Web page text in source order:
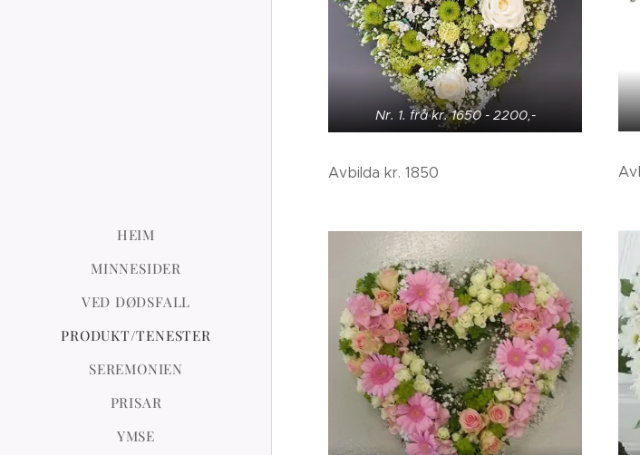
HEIM
MINNESIDER
VED DØDSFALL
PRODUKT/TENESTER
SEREMONIEN
PRISAR
YMSE
Nr. 1. frå kr. 1650 - 2200,-
Avbilda kr. 1850